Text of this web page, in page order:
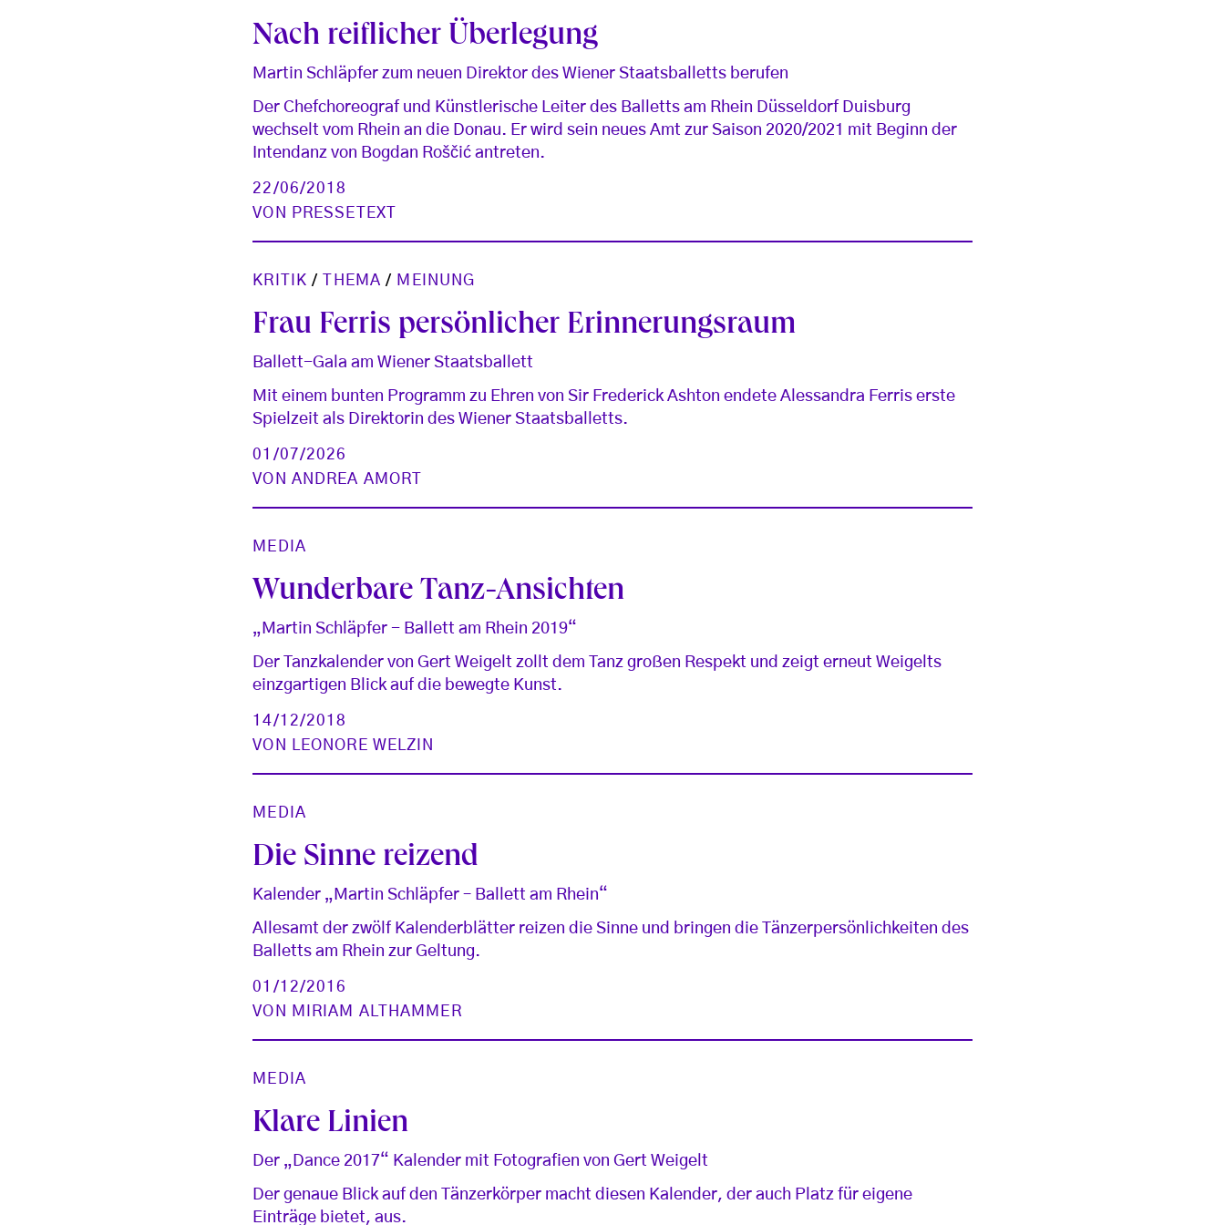
Nach reiflicher Überlegung
Martin Schläpfer zum neuen Direktor des Wiener Staatsballetts berufen
Der Chefchoreograf und Künstlerische Leiter des Balletts am Rhein Düsseldorf Duisburg
wechselt vom Rhein an die Donau. Er wird sein neues Amt zur Saison 2020/2021 mit Beginn der
Intendanz von Bogdan Roščić antreten.
22/06/2018
VON
PRESSETEXT
KRITIK / THEMA / MEINUNG
Frau Ferris persönlicher Erinnerungsraum
Ballett-Gala am Wiener Staatsballett
Mit einem bunten Programm zu Ehren von Sir Frederick Ashton endete Alessandra Ferris erste
Spielzeit als Direktorin des Wiener Staatsballetts.
01/07/2026
VON ANDREA AMORT
MEDIA
Wunderbare Tanz-Ansichten
„Martin Schläpfer - Ballett am Rhein 2019“
Der Tanzkalender von Gert Weigelt zollt dem Tanz großen Respekt und zeigt erneut Weigelts
einzgartigen Blick auf die bewegte Kunst.
14/12/2018
VON
LEONORE WELZIN
MEDIA
Die Sinne reizend
Kalender „Martin Schläpfer – Ballett am Rhein“
Allesamt der zwölf Kalenderblätter reizen die Sinne und bringen die Tänzerpersönlichkeiten des
Balletts am Rhein zur Geltung.
01/12/2016
VON
MIRIAM ALTHAMMER
MEDIA
Klare Linien
Der „Dance 2017“ Kalender mit Fotografien von Gert Weigelt
Der genaue Blick auf den Tänzerkörper macht diesen Kalender, der auch Platz für eigene
Einträge bietet, aus.